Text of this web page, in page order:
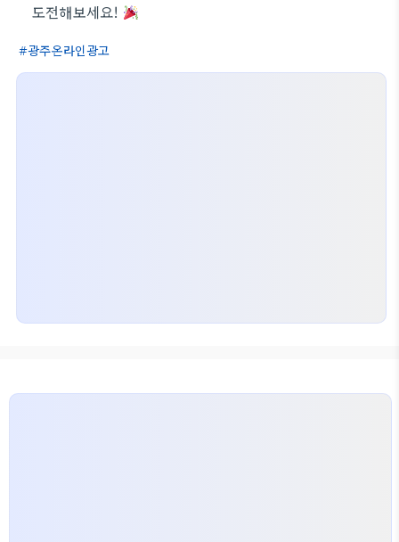
도전해보세요!
광주온라인광고